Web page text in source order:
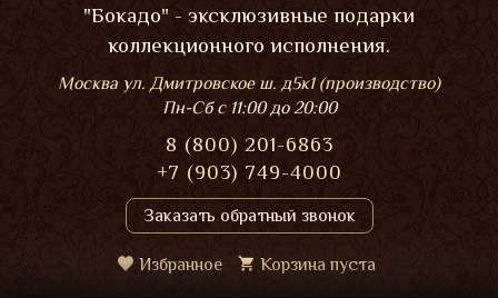
"Бокадо" - эксклюзивные подарки
коллекционного исполнения.
Москва ул. Дмитровское ш. д5к1 (производство)
Пн-Сбс 11:00 до 20:00
8 (800) 201-6863
+7 (903) 749-4000
Заказать обратный звонок
Избранное Корзина пуста